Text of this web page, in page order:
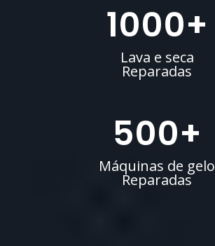
1000+
Lava e seca
Reparadas
500+
Máquinas de gelo
Reparadas